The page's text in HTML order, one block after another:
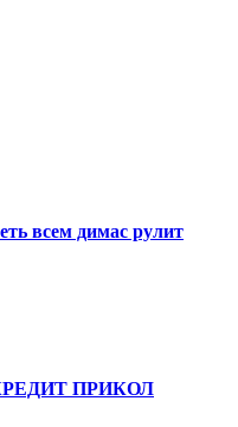
всем димас рулит
ПРИКОЛ